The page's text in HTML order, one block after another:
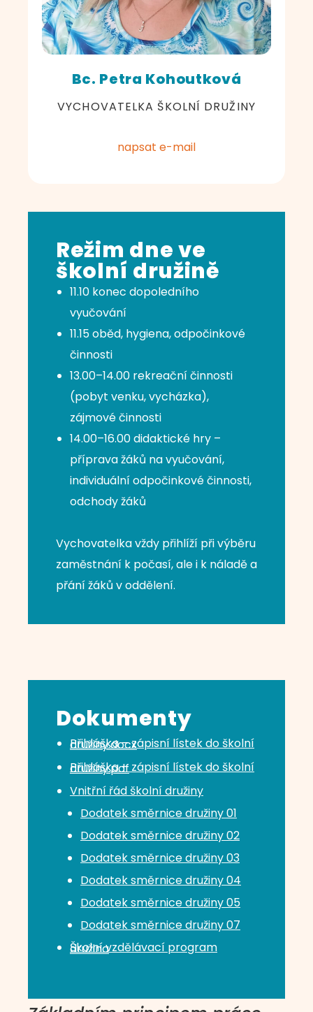
Bc. Petra Kohoutková
VYCHOVATELKA ŠKOLNÍ DRUŽINY
napsat e-mail
Režim dne ve
školní družině
11.10 konec dopoledního
vyučování
11.15 oběd, hygiena, odpočinkové
činnosti
13.00–14.00 rekreační činnosti
(pobyt venku, vycházka),
zájmové činnosti
14.00–16.00 didaktické hry –
příprava žáků na vyučování,
individuální odpočinkové činnosti,
odchody žáků
Vychovatelka vždy přihlíží při výběru
zaměstnání k počasí, ale i k náladě a
přání žáků v oddělení.
Dokumenty
Přihláška – zápisní lístek do školní družiny.docx
Přihláška – zápisní lístek do školní družiny.pdf
Vnitřní řád školní družiny
Dodatek směrnice družiny 01
Dodatek směrnice družiny 02
Dodatek směrnice družiny 03
Dodatek směrnice družiny 04
Dodatek směrnice družiny 05
Dodatek směrnice družiny 07
Školní vzdělávací program družina